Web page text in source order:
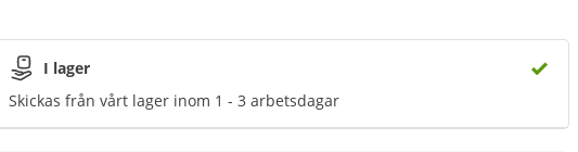
I lager
Skickas från vårt lager inom 1 - 3 arbetsdagar